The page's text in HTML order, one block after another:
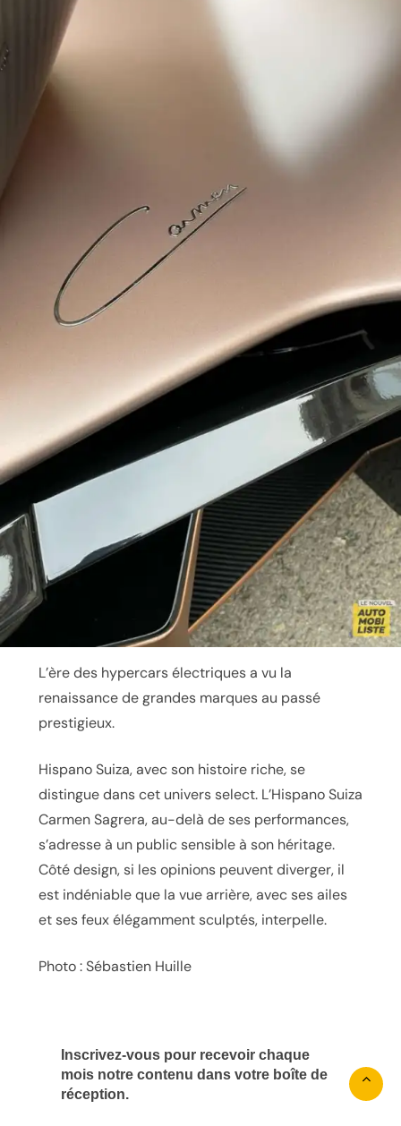
L’ère des hypercars électriques a vu la
renaissance de grandes marques au passé
prestigieux.
Hispano Suiza, avec son histoire riche, se
distingue dans cet univers select. L’Hispano Suiza
Carmen Sagrera, au-delà de ses performances,
s’adresse à un public sensible à son héritage.
Côté design, si les opinions peuvent diverger, il
est indéniable que la vue arrière, avec ses ailes
et ses feux élégamment sculptés, interpelle.
Photo : Sébastien Huille
Inscrivez-vous pour recevoir chaque
mois notre contenu dans votre boîte de
réception.